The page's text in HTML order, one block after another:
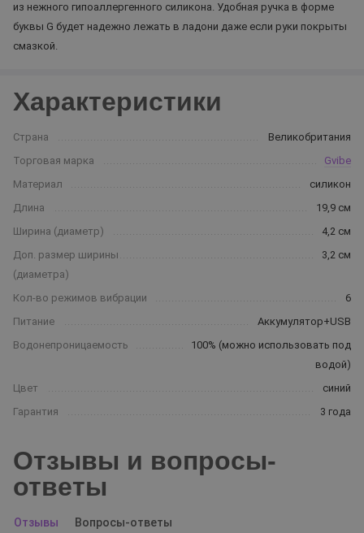
из нежного гипоаллергенного силикона. Удобная ручка в форме
буквы G будет надежно лежать в ладони даже если руки покрыты
смазкой.
Характеристики
Страна
Великобритания
Торговая марка
Gvibe
Материал
силикон
Длина
19,9 см
Ширина (диаметр)
4,2 см
Доп. размер ширины
(диаметра)
3,2 см
Кол-во режимов вибрации
6
Питание
Аккумулятор+USB
Водонепроницаемость
100% (можно использовать под
водой)
Цвет
синий
Гарантия
3 года
Отзывы и вопросы-
ответы
Отзывы Вопросы-ответы